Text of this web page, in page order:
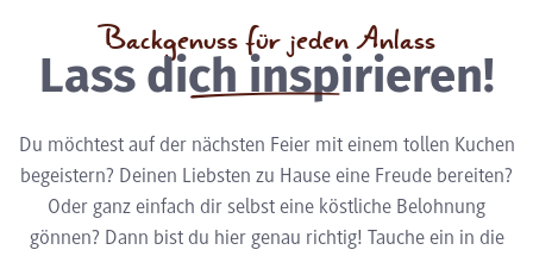
Backgenuss für jeden Anlass
Lass dich inspirieren!
Du möchtest auf der nächsten Feier mit einem tollen Kuchen
begeistern? Deinen Liebsten zu Hause eine Freude bereiten?
Oder ganz einfach dir selbst eine köstliche Belohnung
gönnen? Dann bist du hier genau richtig! Tauche ein in die